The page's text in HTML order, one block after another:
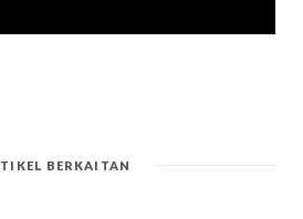
BERKAITAN